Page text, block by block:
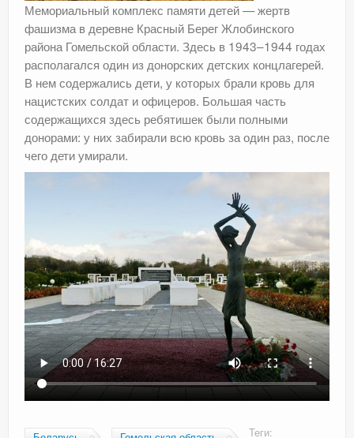
Мемориальный комплекс памяти детей — жертв
фашизма в деревне Красный Берег Жлобинского
района Гомельской области. Здесь в 1943–1944 годах
располагался один из донорских детских концлагерей.
В нем содержались дети, у которых брали кровь для
нацистских солдат и офицеров. Большая часть
содержащихся здесь ребятишек были полными
донорами: у них забирали всю кровь за один раз, после
чего дети умирали.
Теги: